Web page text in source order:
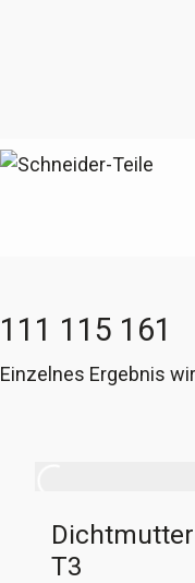
111 115 161
Einzelnes Ergebnis
T3